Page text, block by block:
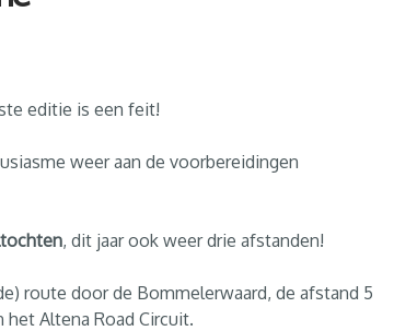
editie is een feit!
weer aan de voorbereidingen
, dit jaar ook weer drie afstanden!
route door de Bommelerwaard, de afstand 5
Altena Road Circuit.